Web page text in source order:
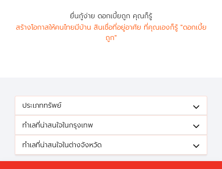
ยื่นกู้ง่าย ดอกเบี้ยถูก คุณก็รู้
สร้างโอกาสให้คนไทยมีบ้าน สินเชื่อที่อยู่อาศัย ที่คุณเองก็รู้ "ดอกเบี้ย
ถูก"
ประเภททรัพย์
ทำเลที่น่าสนใจในกรุงเทพ
ทำเลที่น่าสนใจในต่างจังหวัด